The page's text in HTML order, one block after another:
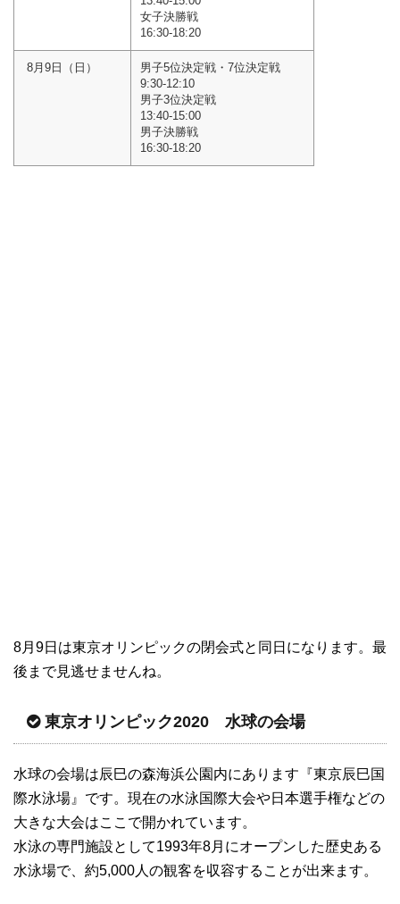
女子決勝戦
16:30-18:20
8月9日 （日）
男子5位決定戦・7位決定戦
9:30-12:10
男子3位決定戦
13:40-15:00
男子決勝戦
16:30-18:20
8月9日は東京オリンピックの閉会式と同日になります。最
後まで見逃せませんね。
東京オリンピック2020 水球の会場
水球の会場は辰巳の森海浜公園内にあります『東京辰巳国
際水泳場』です。現在の水泳国際大会や日本選手権などの
大きな大会はここで開かれています。
水泳の専門施設として1993年8月にオープンした歴史ある
水泳場で、約5,000人の観客を収容することが出来ます。